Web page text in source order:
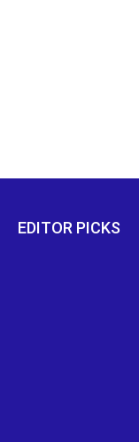
EDITOR PICKS